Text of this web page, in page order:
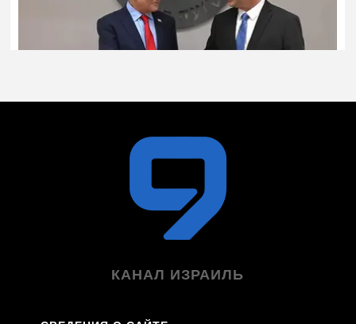
КАНАЛ ИЗРАИЛЬ